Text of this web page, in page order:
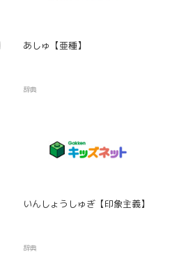
あしゅ【亜種】
辞典
いんしょうしゅぎ【印象主義】
辞典